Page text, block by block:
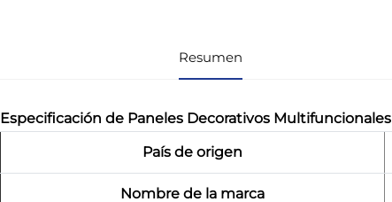
Resumen
Especificación de Paneles Decorativos Multifuncionales
País de origen
Nombre de la marca